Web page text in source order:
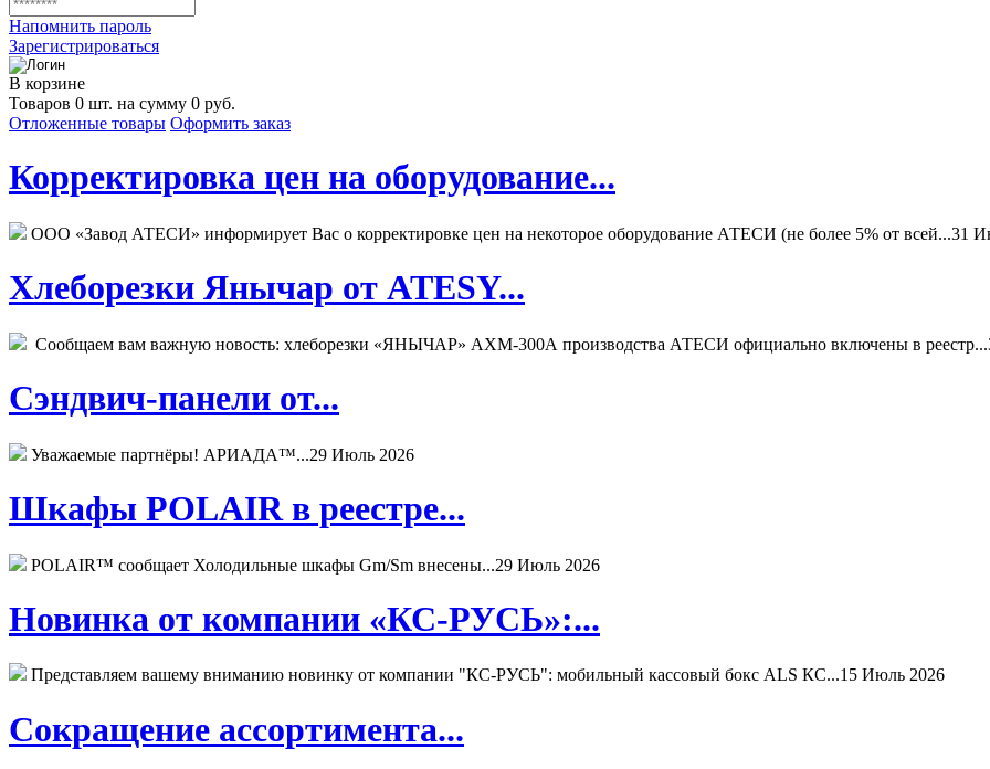
Напомнить пароль
Зарегистрироваться
В корзине
Товаров 0 шт. на сумму 0 руб.
Отложенные товары Оформить заказ
Корректировка цен на оборудование...
ООО «Завод АТЕСИ» информирует Вас о корректировке цен на некоторое оборудование АТЕСИ (не более 5% от всей...31
Хлеборезки Янычар от ATESY...
Сообщаем вам важную новость: хлеборезки «ЯНЫЧАР» АХМ-300А производства АТЕСИ официально включены в реестр...
Сэндвич-панели от...
Уважаемые партнёры! АРИАДА™...29 Июль 2026
Шкафы POLAIR в реестре...
POLAIR™ сообщает Холодильные шкафы Gm/Sm внесены...29 Июль 2026
Новинка от компании «КС-РУСЬ»:...
Представляем вашему вниманию новинку от компании "КС-РУСЬ": мобильный кассовый бокс ALS КС...15 Июль 2026
Сокращение ассортимента...